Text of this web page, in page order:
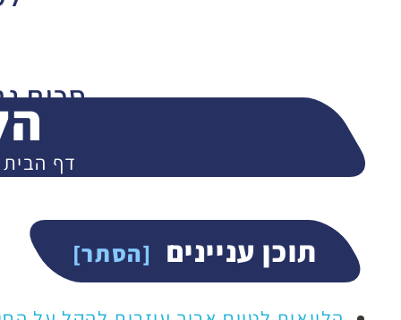
סכום
400,000
דף הבית
תוכן עניינים